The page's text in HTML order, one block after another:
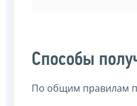
Способы
По общим правилам